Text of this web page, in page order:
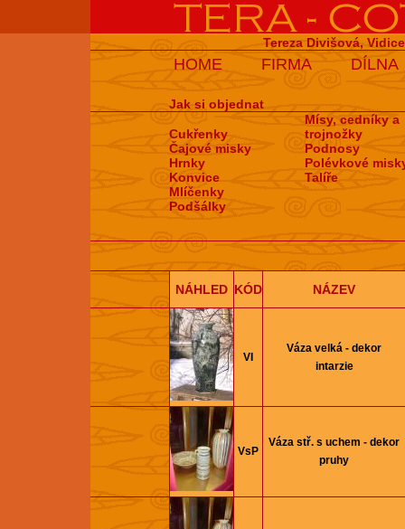
Tereza Divišová,
HOME FIRMA DÍLNA
Jak si objednat
Cukřenky
Čajové misky
Hrnky
Konvice
Mlíčenky
Podšálky
Mísy, cedníky a
trojnožky
Podnosy
Polévkové
Talíře
NÁHLED KÓD NÁZEV
VI
Váza velká - dekor
intarzie
VsP
Váza stř. s uchem - dekor
pruhy